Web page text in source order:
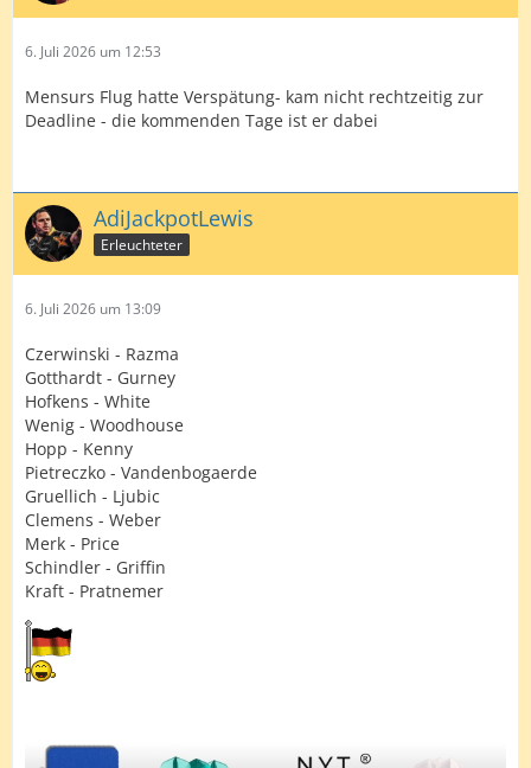
6. Juli 2026 um 12:53
Mensurs Flug hatte Verspätung- kam nicht rechtzeitig zur
Deadline - die kommenden Tage ist er dabei
AdiJackpotLewis
Erleuchteter
6. Juli 2026 um 13:09
Czerwinski - Razma
Gotthardt - Gurney
Hofkens - White
Wenig - Woodhouse
Hopp - Kenny
Pietreczko - Vandenbogaerde
Gruellich - Ljubic
Clemens - Weber
Merk - Price
Schindler - Griffin
Kraft - Pratnemer